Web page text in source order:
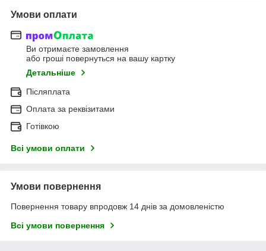
Умови оплати
Ви отримаєте замовлення
або гроші повернуться на вашу картку
Детальніше
Післяплата
Оплата за реквізитами
Готівкою
Всі умови оплати
Умови повернення
Повернення товару впродовж 14 днів за домовленістю
Всі умови повернення